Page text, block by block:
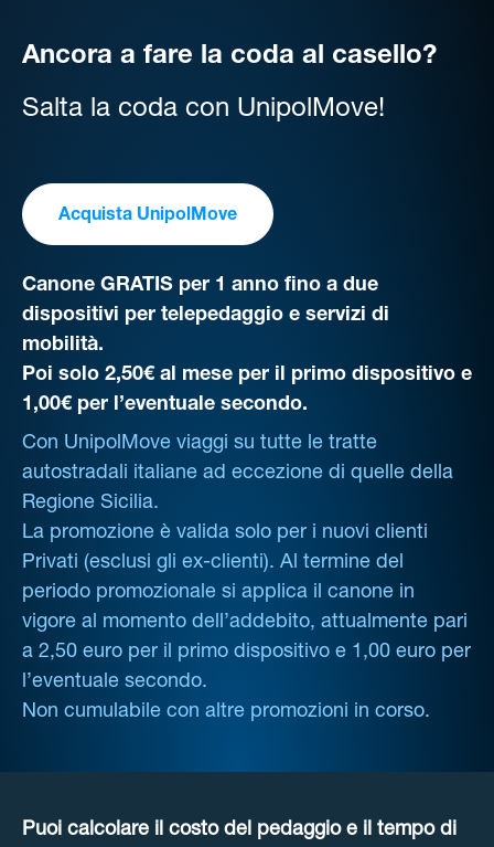
Ancora a fare la coda al casello?
Salta la coda con UnipolMove!
Acquista UnipolMove
Canone GRATIS per 1 anno fino a due
dispositivi per telepedaggio e servizi di
mobilità.
Poi solo 2,50€ al mese per il primo dispositivo e
1,00€ per l’eventuale secondo.
Con UnipolMove viaggi su tutte le tratte
autostradali italiane ad eccezione di quelle della
Regione Sicilia.
La promozione è valida solo per i nuovi clienti
Privati (esclusi gli ex-clienti). Al termine del
periodo promozionale si applica il canone in
vigore al momento dell’addebito, attualmente pari
a 2,50 euro per il primo dispositivo e 1,00 euro per
l’eventuale secondo.
Non cumulabile con altre promozioni in corso.
Puoi calcolare il costo del pedaggio e il tempo di